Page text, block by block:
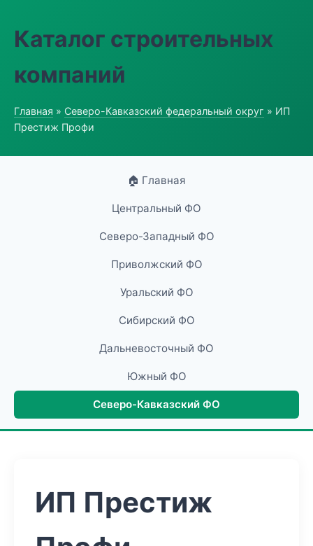
Каталог строительных
компаний
Главная » Северо-Кавказский федеральный округ » ИП
Престиж Профи
🏠 Главная
Центральный ФО
Северо-Западный ФО
Приволжский ФО
Уральский ФО
Сибирский ФО
Дальневосточный ФО
Южный ФО
Северо-Кавказский ФО
ИП Престиж